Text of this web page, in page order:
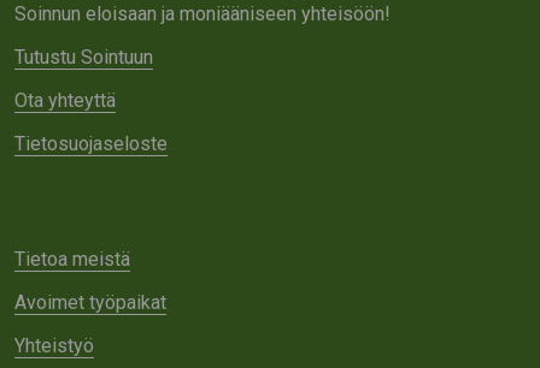
Soinnun eloisaan ja moniääniseen yhteisöön!
Tutustu Sointuun
Ota yhteyttä
Tietosuojaseloste
Tietoa meistä
Avoimet työpaikat
Yhteistyö